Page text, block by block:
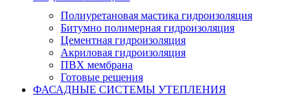
Полиуретановая мастика гидроизоляция
Битумно полимерная гидроизоляция
Цементная гидроизоляция
Акриловая гидроизоляция
ПВХ мембрана
Готовые решения
ФАСАДНЫЕ СИСТЕМЫ УТЕПЛЕНИЯ